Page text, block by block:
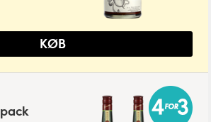
KØB